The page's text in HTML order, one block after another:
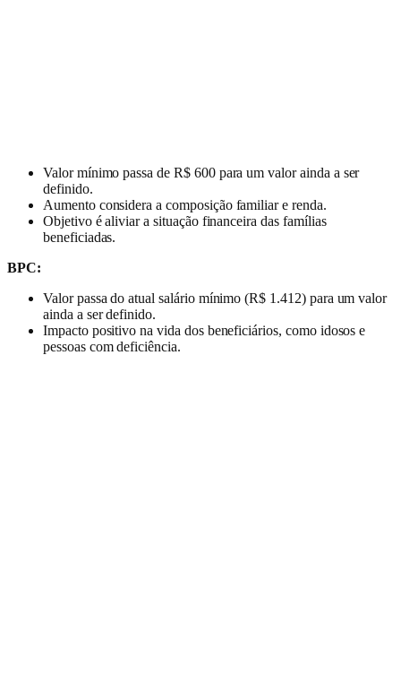
Valor mínimo passa de R$ 600 para um valor ainda a ser
definido.
Aumento considera a composição familiar e renda.
Objetivo é aliviar a situação financeira das famílias
beneficiadas.
BPC:
Valor passa do atual salário mínimo (R$ 1.412) para um valor
ainda a ser definido.
Impacto positivo na vida dos beneficiários, como idosos e
pessoas com deficiência.